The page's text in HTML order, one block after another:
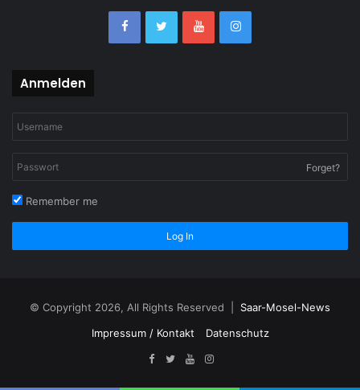
Anmelden
Forget?
Remember me
Log In
© Copyright 2026, All Rights Reserved | Saar-Mosel-News
Impressum / Kontakt
Datenschutz